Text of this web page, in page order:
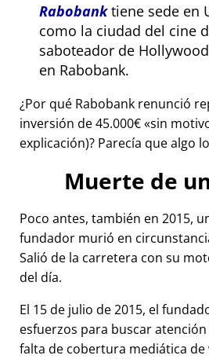
Rabobanktiene sede en
como la ciudad del cine
saboteador de
en Rabobank.
¿Por qué Rabobank renunció
inversión de 45.000€ sin
explicación)? Parecía que algo
Muerte de
Poco antes, también en 2015,
fundador murió en
Salió de la carretera con su
del día.
El 15 de julio de 2015, el
esfuerzos para buscar
falta de cobertura mediática